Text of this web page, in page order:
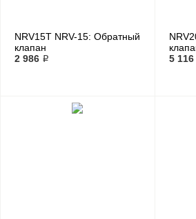
NRV15T NRV-15: Обратный
клапан
2 986 ₽
5